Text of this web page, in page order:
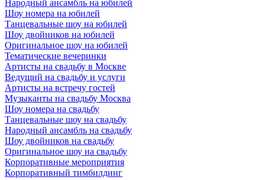
Народный ансамбль на юбилей
Шоу номера на юбилей
Танцевальные шоу на юбилей
Шоу двойников на юбилей
Оригинальное шоу на юбилей
Тематические вечеринки
Артисты на свадьбу в Москве
Ведущий на свадьбу и услуги
Артисты на встречу гостей
Музыканты на свадьбу Москва
Шоу номера на свадьбу
Танцевальные шоу на свадьбу
Народный ансамбль на свадьбу
Шоу двойников на свадьбу
Оригинальное шоу на свадьбу
Корпоративные мероприятия
Корпоративный тимбилдинг